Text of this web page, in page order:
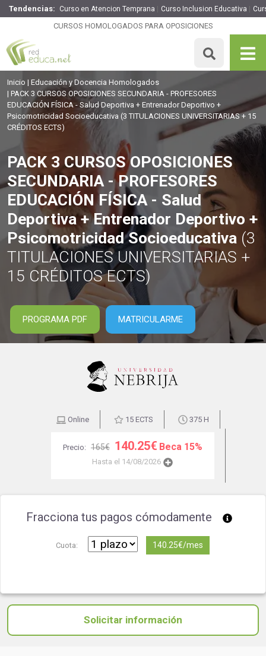
Tendencias: Curso en Atencion Temprana Curso Inclusion Educativa
CURSOS HOMOLOGADOS PARA OPOSICIONES
PACK 3 CURSOS OPOSICIONES SECUNDARIA -
PROFESORES EDUCACIÓN FÍSICA - Salud Deportiva +
Entrenador Deportivo + Psicomotricidad Socioeducativa
375 H 15 ECTS
MATRICULARME
Inicio
Educación y Docencia Homologados
PACK 3 CURSOS OPOSICIONES SECUNDARIA - PROFESORES
EDUCACIÓN FÍSICA - Salud Deportiva + Entrenador Deportivo +
Psicomotricidad Socioeducativa (3 TITULACIONES UNIVERSITARIAS + 15
CRÉDITOS ECTS)
PACK 3 CURSOS OPOSICIONES
SECUNDARIA - PROFESORES
EDUCACIÓN FÍSICA - Salud
Deportiva + Entrenador Deportivo +
Psicomotricidad Socioeducativa (3
TITULACIONES UNIVERSITARIAS +
15 CRÉDITOS ECTS)
PROGRAMA PDF MATRICULARME
Online 15 ECTS 375 H
Precio: 165€ 140.25€ Beca 15%
Hasta el 14/08/2026
Fracciona tus pagos cómodamente
Cuota: 140.25€/mes
Solicitar información